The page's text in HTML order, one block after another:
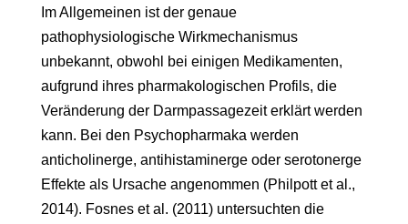
Im Allgemeinen ist der genaue
pathophysiologische Wirkmechanismus
unbekannt, obwohl bei einigen Medikamenten,
aufgrund ihres pharmakologischen Profils, die
Veränderung der Darmpassagezeit erklärt werden
kann. Bei den Psychopharmaka werden
anticholinerge, antihistaminerge oder serotonerge
Effekte als Ursache angenommen (Philpott et al.,
2014). Fosnes et al. (2011) untersuchten die